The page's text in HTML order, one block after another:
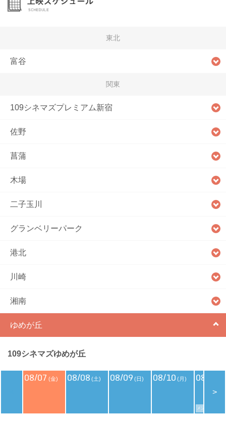
東北
富谷
関東
109シネマズプレミアム新宿
佐野
菖蒲
木場
二子玉川
グランベリーパーク
港北
川崎
湘南
ゆめが丘
109シネマズゆめが丘
08/07 (金) 08/08 (土) 08/09 (日) 08/10 (月) 08/11
メンバーズデイ
>